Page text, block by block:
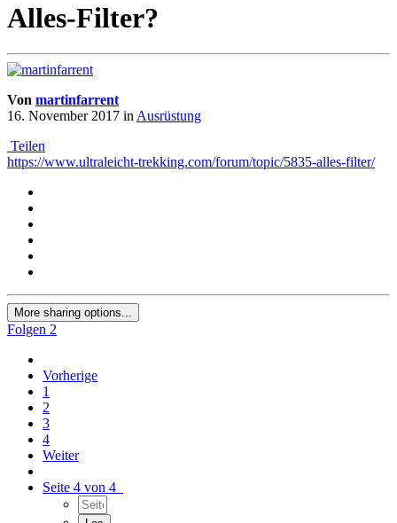
Alles-Filter?
Von martinfarrent
16. November 2017 inAusrüstung
Teilen
https://www.ultraleicht-trekking.com/forum/topic/5835-alles-filter/
More sharing options...
Folgen 2
Vorherige
1
2
3
4
Weiter
Seite 4 von 4